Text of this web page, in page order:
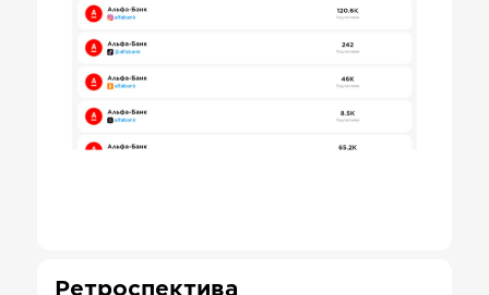
Ретроспектива